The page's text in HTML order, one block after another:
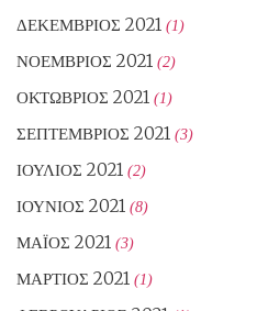
ΔΕΚΈΜΒΡΙΟΣ 2021 (1)
ΝΟΈΜΒΡΙΟΣ 2021 (2)
ΟΚΤΏΒΡΙΟΣ 2021 (1)
ΣΕΠΤΈΜΒΡΙΟΣ 2021 (3)
ΙΟΎΛΙΟΣ 2021 (2)
ΙΟΎΝΙΟΣ 2021 (8)
ΜΆΙΟΣ 2021 (3)
ΜΆΡΤΙΟΣ 2021 (1)